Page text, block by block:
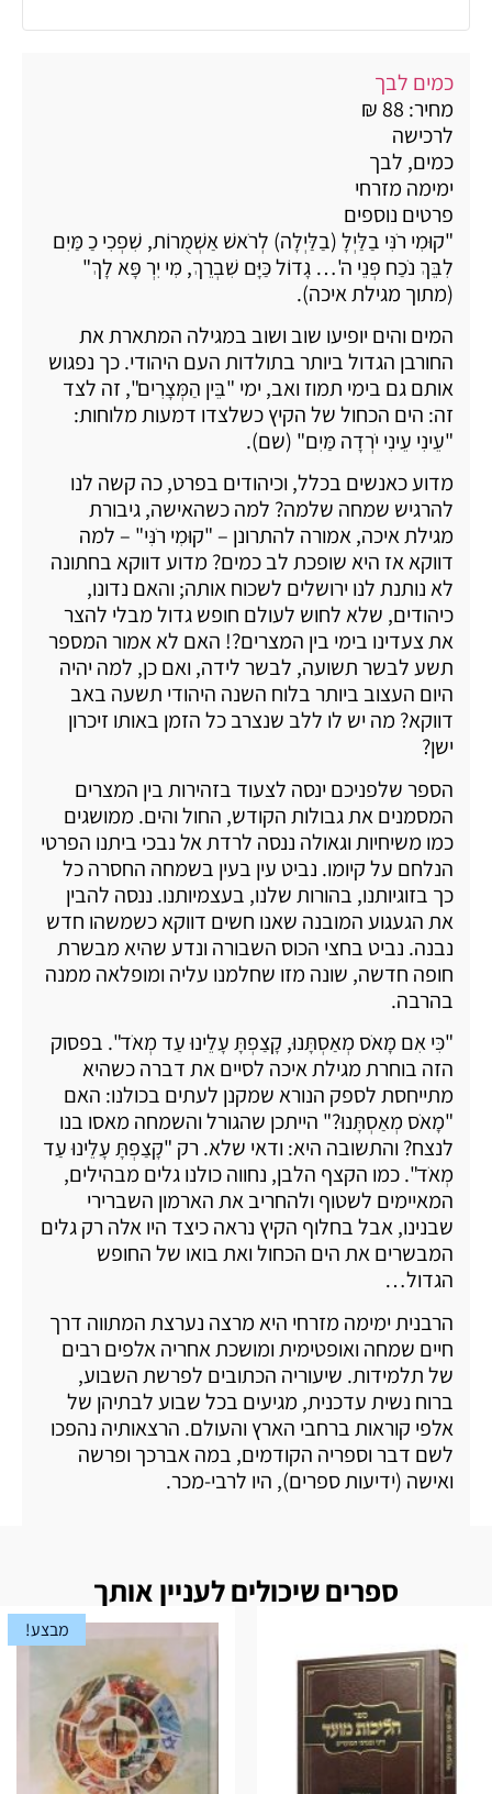
כמים לבך
מחיר: 88 ₪
לרכישה
כמים, לבך
ימימה מזרחי
פרטים נוספים
"קוּמִי רֹנִּי בַלַּיְלָ (בַלַּיְלָה) לְרֹאשׁ אַשְׁמֻרוֹת, שִׁפְכִי כַ מַּיִם
לִבֵּךְ נֹכַח פְּנֵי ה'… גָדוֹל כַּיָּם שִׁבְרֵךְ, מִי יִרְ פָּא לָךְ"
(מתוך מגילת איכה).
המים והים יופיעו שוב ושוב במגילה המתארת את
החורבן הגדול ביותר בתולדות העם היהודי. כך נפגוש
אותם גם בימי תמוז ואב, ימי "בֵּין הַמְּצָרִים", זה לצד
זה: הים הכחול של הקיץ כשלצדו דמעות מלוחות:
"עֵינִי עֵינִי יֹרְדָה מַּיִם" (שם).
מדוע כאנשים בכלל, וכיהודים בפרט, כה קשה לנו
להרגיש שמחה שלמה? למה כשהאישה, גיבורת
מגילת איכה, אמורה להתרונן – "קוּמִי רֹנִּי" – למה
דווקא אז היא שופכת לב כמים? מדוע דווקא בחתונה
לא נותנת לנו ירושלים לשכוח אותה; והאם נדונו,
כיהודים, שלא לחוש לעולם חופש גדול מבלי להצר
את צעדינו בימי בין המצרים?! האם לא אמור המספר
תשע לבשר תשועה, לבשר לידה, ואם כן, למה יהיה
היום העצוב ביותר בלוח השנה היהודי תשעה באב
דווקא? מה יש לו ללב שנצרב כל הזמן באותו זיכרון
ישן?
הספר שלפניכם ינסה לצעוד בזהירות בין המצרים
המסמנים את גבולות הקודש, החול והים. ממושגים
כמו משיחיות וגאולה ננסה לרדת אל נבכי ביתנו הפרטי
הנלחם על קיומו. נביט עין בעין בשמחה החסרה כל
כך בזוגיותנו, בהורות שלנו, בעצמיותנו. ננסה להבין
את הגעגוע המובנה שאנו חשים דווקא כשמשהו חדש
נבנה. נביט בחצי הכוס השבורה ונדע שהיא מבשרת
חופה חדשה, שונה מזו שחלמנו עליה ומופלאה ממנה
בהרבה.
"כִּי אִם מָאֹס מְאַסְתָּנוּ, קָצַפְתָּ עָלֵינוּ עַד מְאֹד". בפסוק
הזה בוחרת מגילת איכה לסיים את דברה כשהיא
מתייחסת לספק הנורא שמקנן לעתים בכולנו: האם
"מָאֹס מְאַסְתָּנוּ?" הייתכן שהגורל והשמחה מאסו בנו
לנצח? והתשובה היא: ודאי שלא. רק "קָצַפְתָּ עָלֵינוּ עַד
מְאֹד". כמו הקצף הלבן, נחווה כולנו גלים מבהילים,
המאיימים לשטוף ולהחריב את הארמון השברירי
שבנינו, אבל בחלוף הקיץ נראה כיצד היו אלה רק גלים
המבשרים את הים הכחול ואת בואו של החופש
הגדול…
הרבנית ימימה מזרחי היא מרצה נערצת המתווה דרך
חיים שמחה ואופטימית ומושכת אחריה אלפים רבים
של תלמידות. שיעוריה הכתובים לפרשת השבוע,
ברוח נשית עדכנית, מגיעים בכל שבוע לבתיהן של
אלפי קוראות ברחבי הארץ והעולם. הרצאותיה נהפכו
לשם דבר וספריה הקודמים, במה אברכך ופרשה
ואישה (ידיעות ספרים), היו לרבי-מכר.
ספרים שיכולים לעניין אותך
מבצע!